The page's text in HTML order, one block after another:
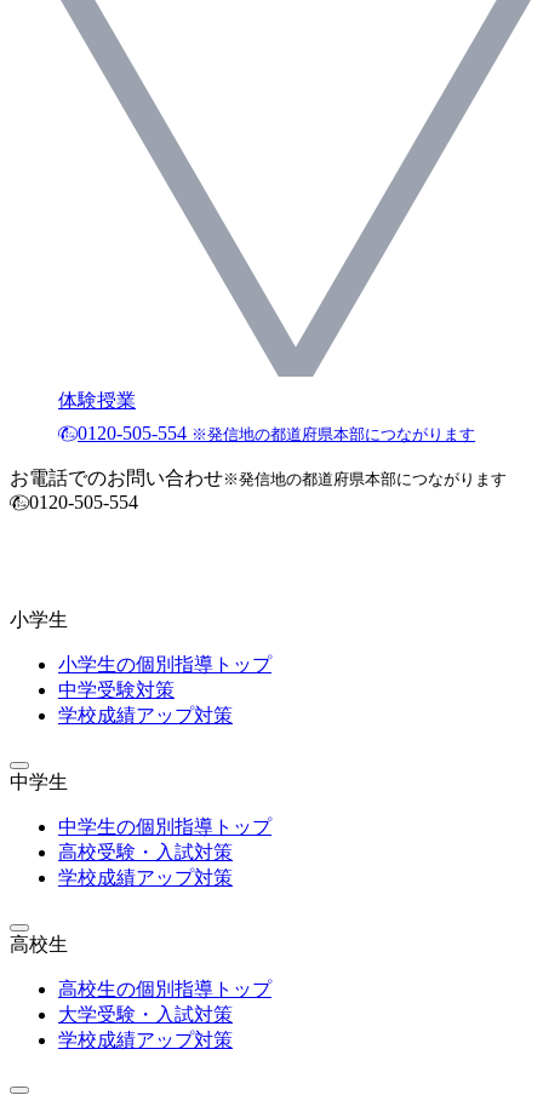
体験授業
0120-505-554 ※発信地の都道府県本部につながります
お電話でのお問い合わせ※発信地の都道府県本部につながります
0120-505-554
小学生
小学生の個別指導トップ
中学受験対策
学校成績アップ対策
中学生
中学生の個別指導トップ
高校受験・入試対策
学校成績アップ対策
高校生
高校生の個別指導トップ
大学受験・入試対策
学校成績アップ対策